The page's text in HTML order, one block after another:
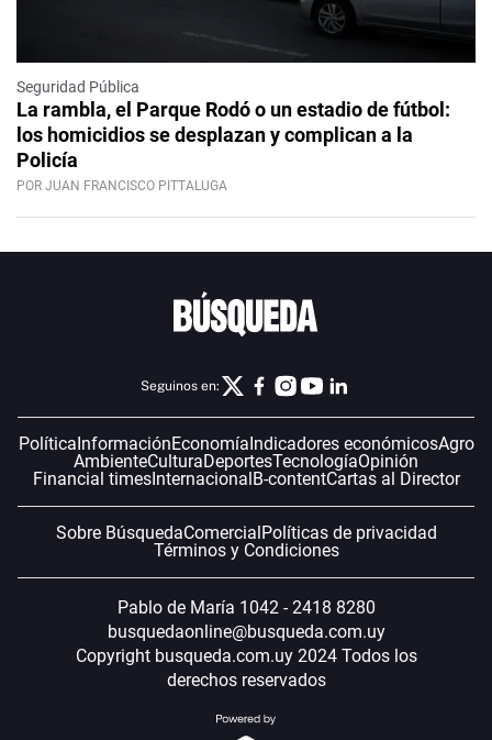
Seguridad Pública
La rambla, el Parque Rodó o un estadio de fútbol:
los homicidios se desplazan y complican a la
Policía
POR JUAN FRANCISCO PITTALUGA
Seguinos en:
Política InformaciónEconomía Indicadores económicosAgro
AmbienteCulturaDeportesTecnologíaOpinión
Financial timesInternacional B-contentCartas al Director
Sobre BúsquedaComercial Políticas de privacidad
Términos y Condiciones
Pablo de María 1042 - 2418 8280
busquedaonline@busqueda.com.uy
Copyright busqueda.com.uy 2024 Todos los
derechos reservados